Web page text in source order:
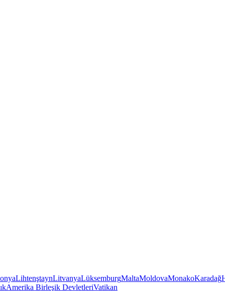
LihtenştaynLitvanyaLüksemburgMaltaMoldovaMonakoKaradağ
Amerika Birleşik DevletleriVatikan